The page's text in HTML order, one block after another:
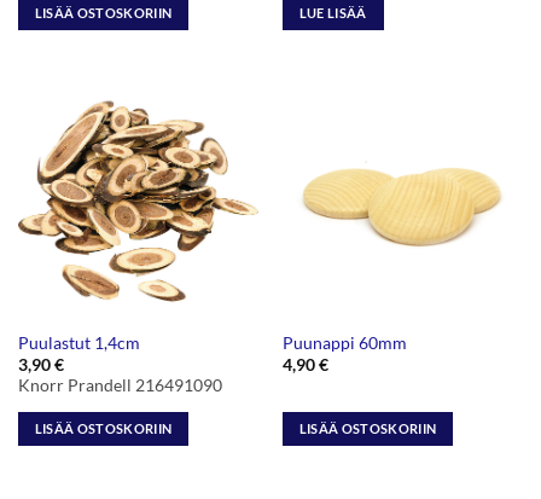
LISÄÄ OSTOSKORIIN LUE LISÄÄ
Puulastut 1,4cm
3,90€
Knorr Prandell 216491090
LISÄÄ OSTOSKORIIN
Puunappi 60mm
4,90€
LISÄÄ OSTOSKORIIN